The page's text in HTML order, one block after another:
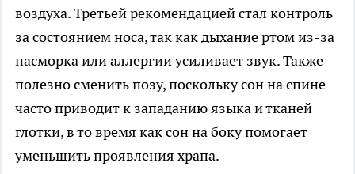
воздуха. Третьей рекомендацией стал контроль
за состоянием носа, так как дыхание ртом из-за
насморка или аллергии усиливает звук. Также
полезно сменить позу, поскольку сон на спине
часто приводит к западанию языка и тканей
глотки, в то время как сон на боку помогает
уменьшить проявления храпа.